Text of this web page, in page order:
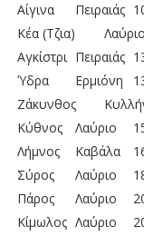
Αίγινα
Πειραιάς
Κέα (Τζια)
Λαύριο
Αγκίστρι Πειραιάς
Ύδρα
Ερμιόνη
Ζάκυνθος
Κύθνος
Λαύριο
Λήμνος
Καβάλα
Σύρος
Λαύριο
Πάρος
Λαύριο
Κίμωλος Λαύριο